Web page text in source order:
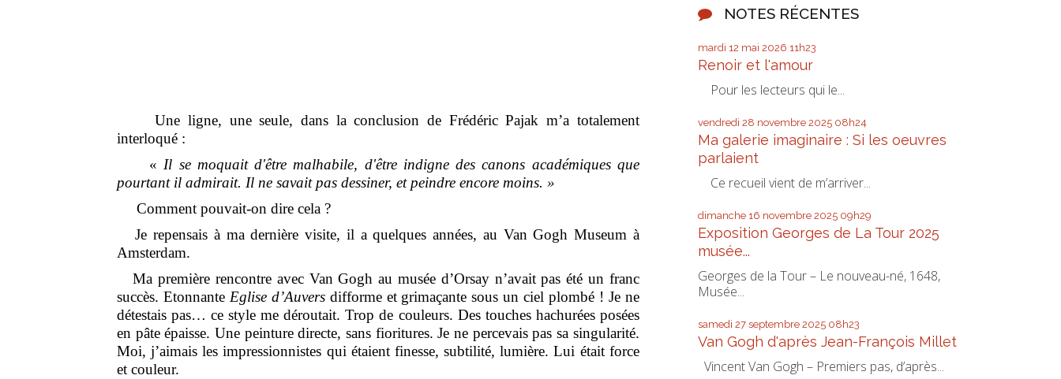
Une ligne, une seule, dans la conclusion de Frédéric Pajak m’a totalement
interloqué :
« Il se moquait d'être malhabile, d'être indigne des canons académiques que
pourtant il admirait. Il ne savait pas dessiner, et peindre encore moins. »
Comment pouvait-on dire cela ?
Je repensais à ma dernière visite, il a quelques années, au Van Gogh Museum à
Amsterdam.
Ma première rencontre avec Van Gogh au musée d’Orsay n’avait pas été un franc
succès. Etonnante Eglise d’Auversdifforme et grimaçante sous un ciel plombé ! Je ne
détestais pas… ce style me déroutait. Trop de couleurs. Des touches hachurées posées
en pâte épaisse. Une peinture directe, sans fioritures. Je ne percevais pas sa singularité.
Moi, j’aimais les impressionnistes qui étaient finesse, subtilité, lumière. Lui était force
et couleur.
NOTES RÉCENTES
mardi 12 mai 2026 11h23
Renoir et l'amour
Pour les lecteurs qui le...
vendredi 28 novembre 2025 08h24
Ma galerie imaginaire : Si les oeuvres
parlaient
Ce recueil vient de m’arriver...
dimanche 16 novembre 2025 09h29
Exposition Georges de La Tour 2025
musée...
Georges de la Tour – Le nouveau-né, 1648,
Musée...
samedi 27 septembre 2025 08h23
Van Gogh d'après Jean-François Millet
Vincent Van Gogh – Premiers pas, d’après...